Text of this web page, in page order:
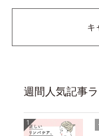
キ
週間人気記事